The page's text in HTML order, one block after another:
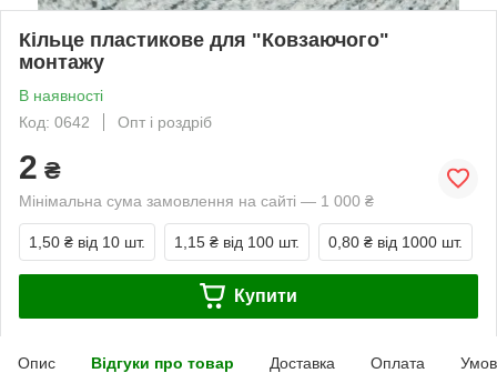
Кільце пластикове для "Ковзаючого"
монтажу
В наявності
Код: 0642
Опт і роздріб
2 ₴
Мінімальна сума замовлення на сайті — 1 000 ₴
1,50 ₴ від 10 шт. 1,15 ₴ від 100 шт. 0,80 ₴ від 1000 шт.
Купити
Опис Відгуки про товар Доставка Оплата